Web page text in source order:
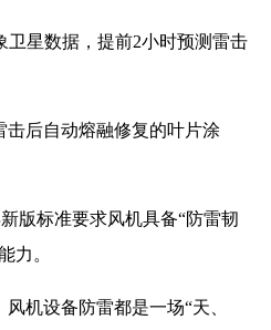
卫星数据，提前2小时预测雷击
击后自动熔融修复的叶片涂
版标准要求风机具备“防雷韧
力。
机设备防雷都是一场“天、